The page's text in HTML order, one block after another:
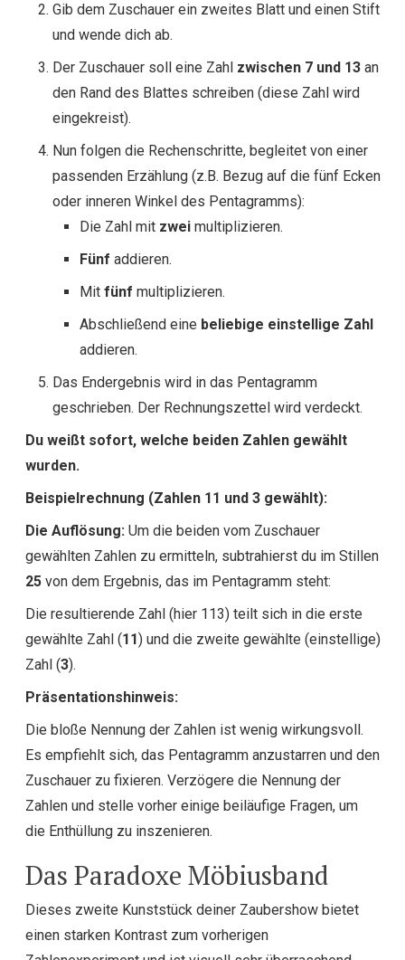
Gib dem Zuschauer ein zweites Blatt und einen Stift
und wende dich ab.
Der Zuschauer soll eine Zahl zwischen 7 und 13an
den Rand des Blattes schreiben (diese Zahl wird
eingekreist).
Nun folgen die Rechenschritte, begleitet von einer
passenden Erzählung (z.B. Bezug auf die fünf Ecken
oder inneren Winkel des Pentagramms):
Die Zahl mit zweimultiplizieren.
Fünf addieren.
Mit fünf multiplizieren.
Abschließend eine beliebige einstellige Zahl
addieren.
Das Endergebnis wird in das Pentagramm
geschrieben. Der Rechnungszettel wird verdeckt.
Du weißt sofort, welche beiden Zahlen gewählt
wurden.
Beispielrechnung (Zahlen 11 und 3 gewählt):
Die Auflösung:Um die beiden vom Zuschauer
gewählten Zahlen zu ermitteln, subtrahierst du im Stillen
25von dem Ergebnis, das im Pentagramm steht:
Die resultierende Zahl (hier 113) teilt sich in die erste
gewählte Zahl (11) und die zweite gewählte (einstellige)
Zahl (3).
Präsentationshinweis:
Die bloße Nennung der Zahlen ist wenig wirkungsvoll.
Es empfiehlt sich, das Pentagramm anzustarren und den
Zuschauer zu fixieren. Verzögere die Nennung der
Zahlen und stelle vorher einige beiläufige Fragen, um
die Enthüllung zu inszenieren.
Das Paradoxe Möbiusband
Dieses zweite Kunststück deiner Zaubershow bietet
einen starken Kontrast zum vorherigen